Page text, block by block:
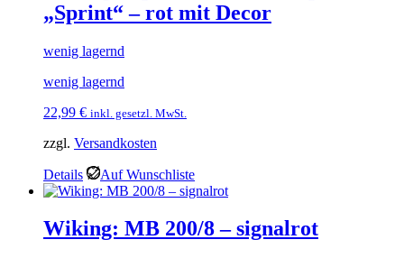
„Sprint“ – rot mit Decor
wenig lagernd
wenig lagernd
22,99 € inkl. gesetzl. MwSt.
zzgl. Versandkosten
Details Auf Wunschliste
Wiking: MB 200/8 – signalrot